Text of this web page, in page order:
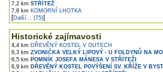
7,2 km STŘÍTEŽ
7,8 km KOMORNÍ LHOTKA
[Další... (75)]
Historické zajímavosti
4,4 km DŘEVĚNÝ KOSTEL V GUTECH
6,3 km ZVONIČKA VELKÝ LIPOVÝ - U FOLDYNŮ NA
6,5 km POMNÍK JOSEFA MÁNESA V STŘÍTEŽI
6,9 km DŘEVĚNÝ KOSTEL POVÝŠENÍ SV. KŘÍŽE V